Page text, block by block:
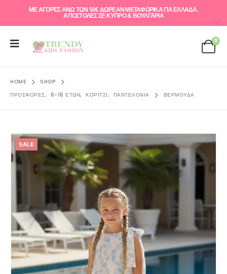
ΜΕ ΑΓΟΡΕΣ ΑΝΩ ΤΩΝ 50€ ΔΩΡΕΑΝ ΜΕΤΑΦΟΡΙΚΑ ΓΙΑ ΕΛΛAΔΑ.
ΑΠΟΣΤΟΛΕΣ ΣΕ ΚΥΠΡΟ & ΒΟΥΛΓΑΡΙΑ
0
HOME
SHOP
ΠΡΟΣΦΟΡΈΣ, 6-16 ΕΤΏΝ, ΚΟΡΊΤΣΙ, ΠΑΝΤΕΛΌΝΙΑ ΒΕΡΜΟΎΔΑ
SALE